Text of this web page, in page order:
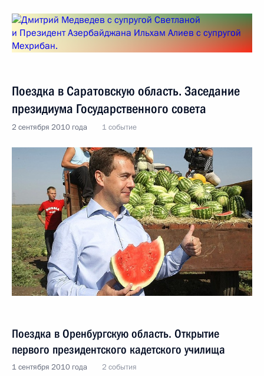
Поездка в Саратовскую область. Заседание
президиума Государственного совета
2 сентября 2010 года 1 событие
Поездка в Оренбургскую область. Открытие
первого президентского кадетского училища
1 сентября 2010 года 2 события